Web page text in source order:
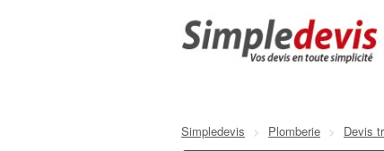
Simpledevis > Plomberie > Devis